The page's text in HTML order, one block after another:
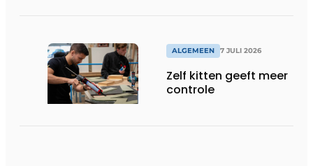
ALGEMEEN 7 JULI 2026
Zelf kitten geeft meer
controle